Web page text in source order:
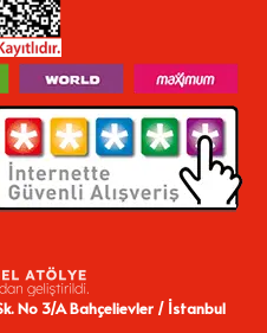
No 3/A Bahçelievler / İstanbul